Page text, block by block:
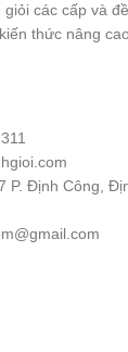
các cấp và
thức nâng
P. Định Công,